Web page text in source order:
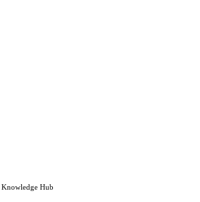
Knowledge Hub